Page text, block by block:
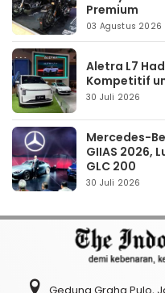
Premium
03 Agustus 2026
Aletra L7
Kompetitif
30 Juli 2026
Mercedes-
GIIAS 2026,
GLC 200
30 Juli 2026